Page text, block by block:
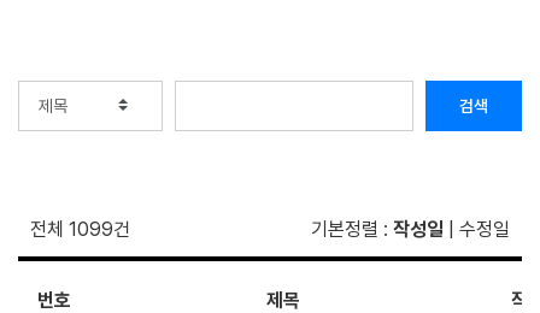
검색
전체 1099건 기본정렬 : 작성일 수정일
번호 제목 작